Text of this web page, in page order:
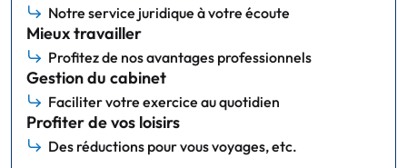
Notre service juridique à votre écoute
Mieux travailler
Profitez de nos avantages professionnels
Gestion du cabinet
Faciliter votre exercice au quotidien
Profiter de vos loisirs
Des réductions pour vous voyages, etc.